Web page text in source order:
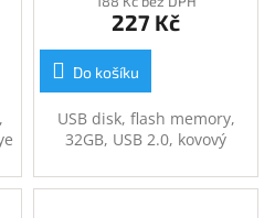
227 Kč
Do košíku
USB disk, flash memory,
32GB, USB 2.0, kovový